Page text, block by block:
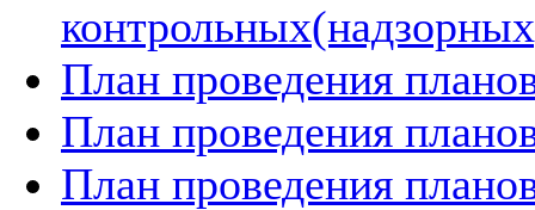
План проведения
План проведения
План проведения